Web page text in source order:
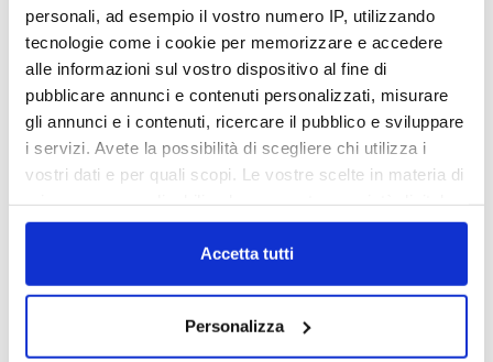
personali, ad esempio il vostro numero IP, utilizzando
tecnologie come i cookie per memorizzare e accedere
alle informazioni sul vostro dispositivo al fine di
pubblicare annunci e contenuti personalizzati, misurare
gli annunci e i contenuti, ricercare il pubblico e sviluppare
i servizi. Avete la possibilità di scegliere chi utilizza i
vostri dati e per quali scopi. Le vostre scelte in materia di
in cui avete effettuato le vostre scelte. È possibile
modificare o revocare il proprio consenso in qualsiasi
momento dalla Dichiarazione sui cookie o facendo clic
Accetta tutti
Personalizza
campagne pubblicitarie su social e su mezzi
tradizionali per l'anno scolastico 2019-2020.
Un'operazione che si è ripetuta anche per l'anno
scolastico 2020-2021 con consegne che hanno
dovuto fare i conti con l'emergenza sanitaria
nazionale e che, comunque, hanno interessato
ancora una volta gran parte dei Comuni.